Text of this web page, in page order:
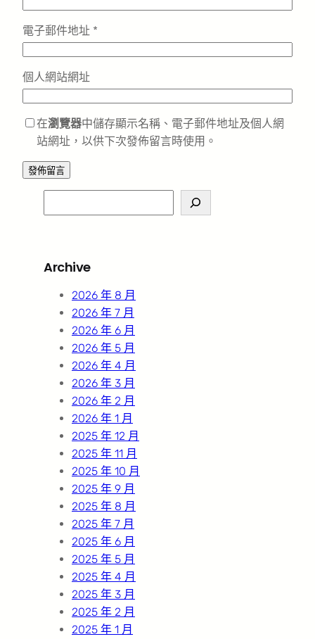
電子郵件地址 *
個人網站網址
在瀏覽器中儲存顯示名稱、電子郵件地址及個人網
站網址，以供下次發佈留言時使用。
e
c
Archive
2026 年 8 月
2026 年 7 月
2026 年 6 月
2026 年 5 月
2026 年 4 月
2026 年 3 月
2026 年 2 月
2026 年 1 月
2025 年 12 月
2025 年 11 月
2025 年 10 月
2025 年 9 月
2025 年 8 月
2025 年 7 月
2025 年 6 月
2025 年 5 月
2025 年 4 月
2025 年 3 月
2025 年 2 月
2025 年 1 月